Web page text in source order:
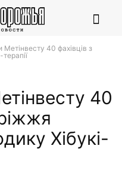
Метінвесту 40 фахівців з
40
Хібукі-